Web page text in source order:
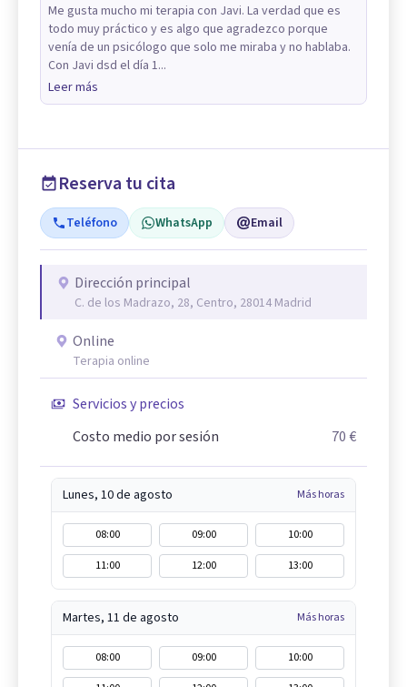
Me gusta mucho mi terapia con Javi. La verdad que es
todo muy práctico y es algo que agradezco porque
venía de un psicólogo que solo me miraba y no hablaba.
Con Javi dsd el día 1...
Leer más
Reserva tu cita
Teléfono WhatsApp Email
Dirección principal
C. de los Madrazo, 28, Centro, 28014 Madrid
Online
Terapia online
Servicios y precios
Costo medio por sesión
70 €
Lunes, 10 de agosto Más horas
08:00 09:00
10:00
11:00
12:00 13:00
Martes, 11 de agosto Más horas
08:00 09:00
10:00